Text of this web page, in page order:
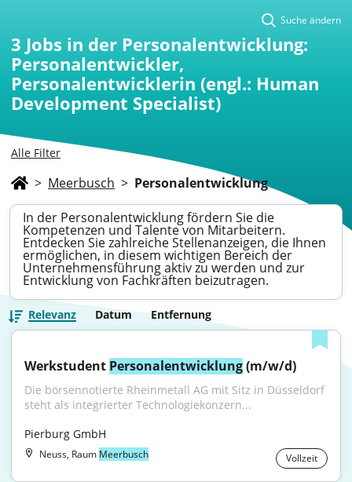
Alle Filter
Suche ändern
3 Jobs in der Personalentwicklung:
Personalentwickler,
Personalentwicklerin (engl.: Human
Development Specialist)
> Meerbusch > Personalentwicklung
In der Personalentwicklung fördern Sie die
Kompetenzen und Talente von Mitarbeitern.
Entdecken Sie zahlreiche Stellenanzeigen, die Ihnen
ermöglichen, in diesem wichtigen Bereich der
Unternehmensführung aktiv zu werden und zur
Entwicklung von Fachkräften beizutragen.
Relevanz Datum Entfernung
Werkstudent Personalentwicklung (m/w/d)
Die börsennotierte Rheinmetall AG mit Sitz in Düsseldorf
steht als integrierter Technologiekonzern...
Pierburg GmbH
Neuss, Raum Meerbusch Vollzeit